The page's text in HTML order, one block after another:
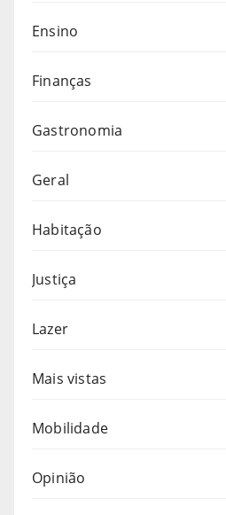
Ensino
Finanças
Gastronomia
Geral
Habitação
Justiça
Lazer
Mais vistas
Mobilidade
Opinião